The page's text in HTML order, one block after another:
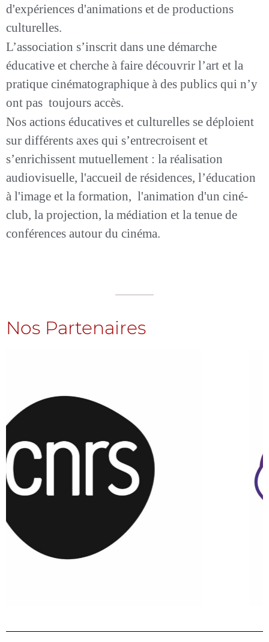
d'expériences d'animations et de productions
culturelles.
L’association s’inscrit dans une démarche
éducative et cherche à faire découvrir l’art et la
pratique cinématographique à des publics qui n’y
ont pas toujours accès.
Nos actions éducatives et culturelles se déploient
sur différents axes qui s’entrecroisent et
s’enrichissent mutuellement : la réalisation
audiovisuelle, l'accueil de résidences, l’éducation
à l'image et la formation, l'animation d'un ciné-
club, la projection, la médiation et la tenue de
conférences autour du cinéma.
Nos Partenaires